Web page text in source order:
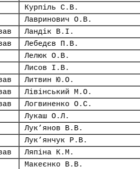
Курпіль С.В.
Лавринович О.В.
Ландік В.І.
Лебедєв П.В.
Лелюк О.В.
Лисов І.В.
Литвин Ю.О.
Лівінський М.О.
Логвиненко О.С.
Лукаш О.Л.
Лук’янов В.В.
Лук’янчук Р.В.
Ляпіна К.М.
Макеєнко В.В.